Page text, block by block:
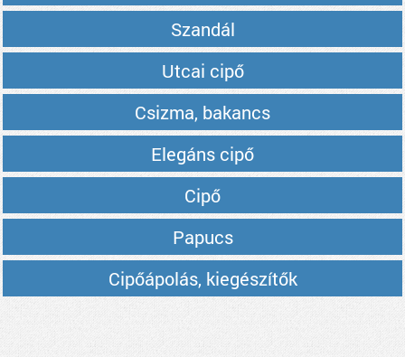
Szandál
Utcai cipő
Csizma, bakancs
Elegáns cipő
Cipő
Papucs
Cipőápolás, kiegészítők